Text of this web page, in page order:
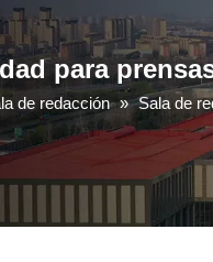
para
de redacción » Sala de